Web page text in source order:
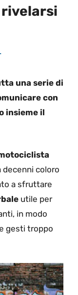
rivelarsi
una serie di
con
insieme il
decenni coloro
a sfruttare
utile per
in modo
gesti troppo